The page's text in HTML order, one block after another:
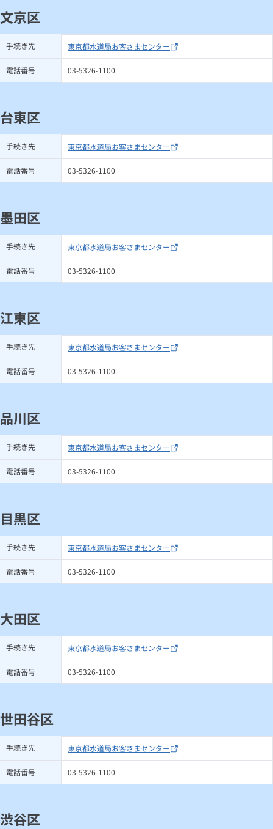
文京区
手続き先 東京都水道局お客さまセンター
電話番号 03-5326-1100
台東区
手続き先 東京都水道局お客さまセンター
電話番号 03-5326-1100
墨田区
手続き先 東京都水道局お客さまセンター
電話番号 03-5326-1100
江東区
手続き先 東京都水道局お客さまセンター
電話番号 03-5326-1100
品川区
手続き先 東京都水道局お客さまセンター
電話番号 03-5326-1100
目黒区
手続き先 東京都水道局お客さまセンター
電話番号 03-5326-1100
大田区
手続き先 東京都水道局お客さまセンター
電話番号 03-5326-1100
世田谷区
手続き先 東京都水道局お客さまセンター
電話番号 03-5326-1100
渋谷区